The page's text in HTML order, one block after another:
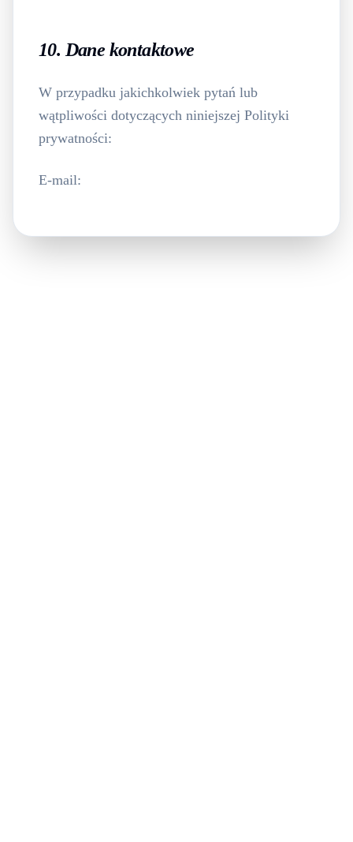
10. Dane kontaktowe
W przypadku jakichkolwiek pytań lub
wątpliwości dotyczących niniejszej Polityki
prywatności:
E-mail: